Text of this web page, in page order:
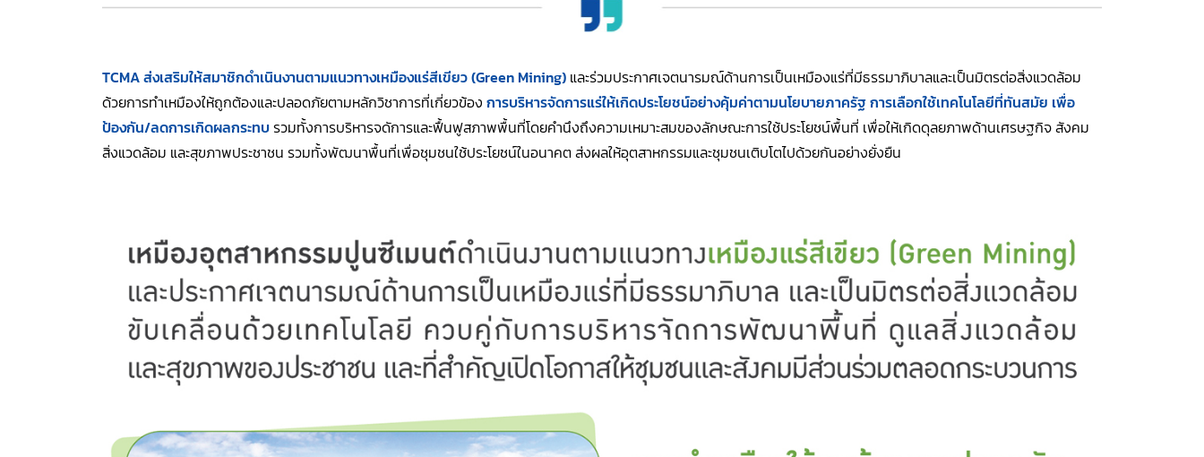
TCMA ส่งเสริมให้สมาชิกดำเนินงานตามแนวทางเหมืองแร่สีเขียว (Green Mining) และร่วมประกาศเจตนารมณ์ด้านการเป็นเหมืองแร่ที่มีธรรมาภิบาลและเป็นมิตรต่อสิ่งแวดล้อม
ด้วยการทำเหมืองให้ถูกต้องและปลอดภัยตามหลักวิชาการที่เกี่ยวข้อง การบริหารจัดการแร่ให้เกิดประโยชน์อย่างคุ้มค่าตามนโยบายภาครัฐ การเลือกใช้เทคโนโลยีที่ทันสมัย เพื่อ
ป้องกัน/ลดการเกิดผลกระทบรวมทั้งการบริหารจดัการและฟื้นฟูสภาพพื้นที่โดยคำนึงถึงความเหมาะสมของลักษณะการใช้ประโยชน์พื้นที่ เพื่อให้เกิดดุลยภาพด้านเศรษฐกิจ สังคม
สิ่งแวดล้อม และสุขภาพประชาชน รวมทั้งพัฒนาพื้นที่เพื่อชุมชนใช้ประโยชน์ในอนาคต ส่งผลให้อุตสาหกรรมและชุมชนเติบโตไปด้วยกันอย่างยั่งยืน